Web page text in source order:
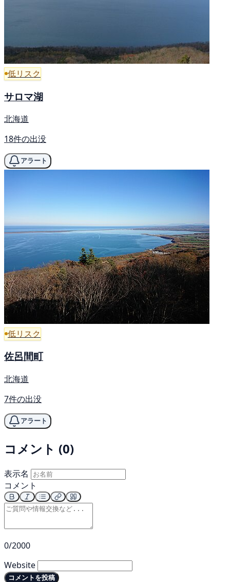
低リスク
サロマ湖
北海道
18件の出没
アラート
低リスク
佐呂間町
北海道
7件の出没
アラート
コメント (0)
表示名
コメント
0/2000
Website
コメントを投稿